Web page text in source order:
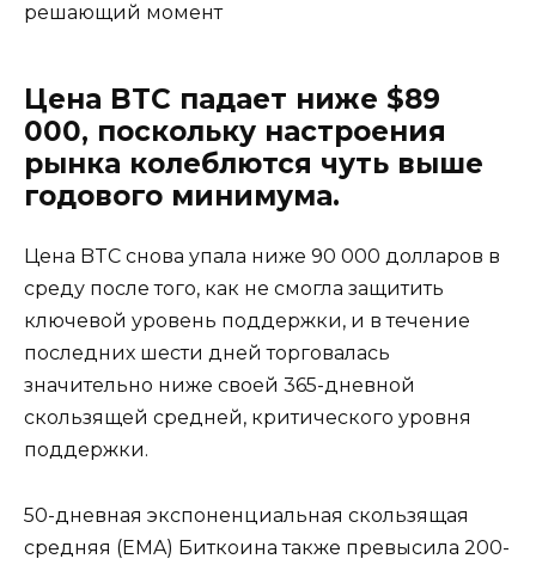
решающий момент
Цена BTC падает ниже $89
000, поскольку настроения
рынка колеблются чуть выше
годового минимума.
Цена BTC снова упала ниже 90 000 долларов в
среду после того, как не смогла защитить
ключевой уровень поддержки, и в течение
последних шести дней торговалась
значительно ниже своей 365-дневной
скользящей средней, критического уровня
поддержки.
50-дневная экспоненциальная скользящая
средняя (EMA) Биткоина также превысила 200-